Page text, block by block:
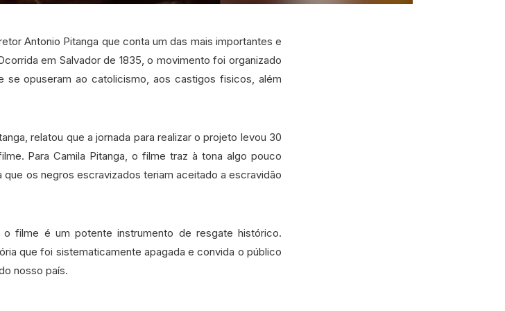
Antonio Pitanga que conta um das mais importantes e
em Salvador de 1835, o movimento foi organizado
se opuseram ao catolicismo, aos castigos fisicos, além
relatou que a jornada para realizar o projeto levou 30
Para Camila Pitanga, o filme traz à tona algo pouco
os negros escravizados teriam aceitado a escravidão
filme é um potente instrumento de resgate histórico.
que foi sistematicamente apagada e convida o público
nosso país.